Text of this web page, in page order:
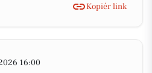
Kopiér link
16:00